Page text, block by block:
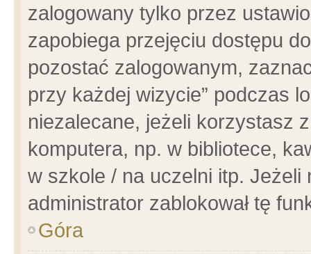
zalogowany tylko przez
zapobiega przejęciu dostępu
pozostać zalogowanym,
przy każdej wizycie” podczas
niezalecane, jeżeli korzystasz
komputera, np. w bibliotece,
w szkole / na uczelni itp.
administrator zablokował tę
Góra